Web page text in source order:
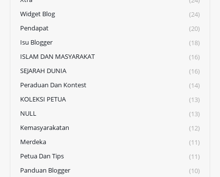
Widget Blog
(24)
Pendapat
(20)
Isu Blogger
(18)
ISLAM DAN MASYARAKAT
(16)
SEJARAH DUNIA
(16)
Peraduan Dan Kontest
(14)
KOLEKSI PETUA
(13)
NULL
(13)
Kemasyarakatan
(12)
Merdeka
(11)
Petua Dan Tips
(11)
Panduan Blogger
(10)